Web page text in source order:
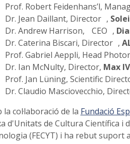
Prof. Robert Feidenhans’l,
Dr. Jean Daillant, Director ,
Dr. Andrew Harrison, CEO ,
Dr. Caterina Biscari, Director ,
Prof. Gabriel Aeppli, Head
Dr. Ian McNulty, Director, Max IV
Prof. Jan Lüning, Scientific
Dr. Claudio Masciovecchio,
la col·laboració de la Fundació
d'Unitats de Cultura Científica i
(FECYT) i ha rebut suport